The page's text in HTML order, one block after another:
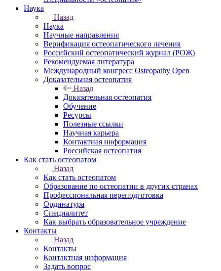
Наука
Назад
Наука
Научные направления
Верификация остеопатического лечения
Российский остеопатический журнал (РОЖ)
Рекомендуемая литература
Международный конгресс Osteopathy Open
Доказательная остеопатия
Назад
Доказательная остеопатия
Обучение
Ресурсы
Полезные ссылки
Научная карьера
Контактная информация
Российская остеопатия
Как стать остеопатом
Назад
Как стать остеопатом
Образование по остеопатии в других странах
Профессиональная переподготовка
Ординатура
Специалитет
Как выбрать образовательное учреждение
Контакты
Назад
Контакты
Контактная информация
Задать вопрос